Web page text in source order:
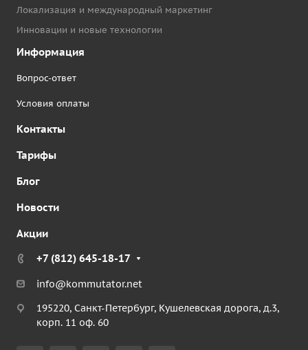
Локализация и международный маркетинг
Инновации и новые технологии
Информация
Вопрос-ответ
Условия оплаты
Контакты
Тарифы
Блог
Новости
Акции
+7 (812) 645-18-17
info@kommutator.net
195220, Санкт-Петербург, Кушелевская дорога, д.3,
корп. 11 оф. 60